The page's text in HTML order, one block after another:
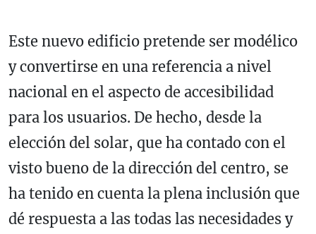
Este nuevo edificio pretende ser modélico
y convertirse en una referencia a nivel
nacional en el aspecto de accesibilidad
para los usuarios. De hecho, desde la
elección del solar, que ha contado con el
visto bueno de la dirección del centro, se
ha tenido en cuenta la plena inclusión que
dé respuesta a las todas las necesidades y